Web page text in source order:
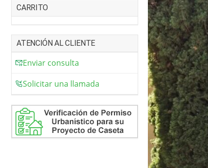
CARRITO
ATENCIÓN AL CLIENTE
Enviar consulta
Solicitar una llamada